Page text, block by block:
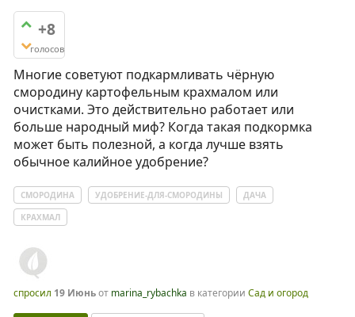
+8
голосов
Многие советуют подкармливать чёрную
смородину картофельным крахмалом или
очистками. Это действительно работает или
больше народный миф? Когда такая подкормка
может быть полезной, а когда лучше взять
обычное калийное удобрение?
СМОРОДИНА УДОБРЕНИЕ-ДЛЯ-СМОРОДИНЫ
ДАЧА
КРАХМАЛ
спросил 19 Июньот marina_rybachka в категории Сад и огород